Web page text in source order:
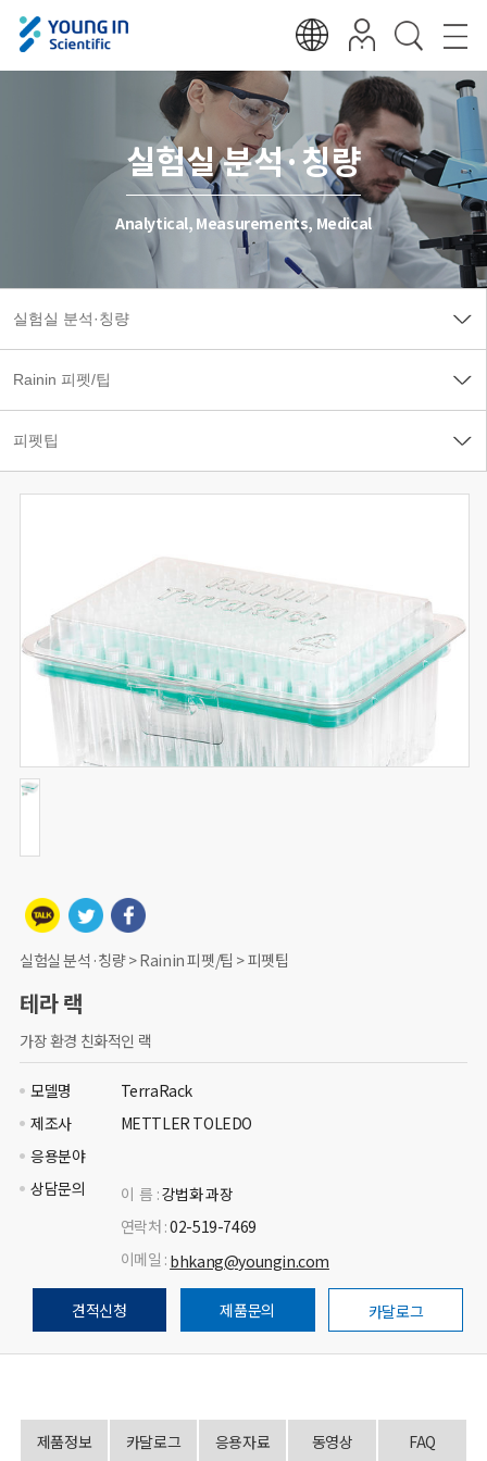
실험실 분석·칭량
Analytical, Measurements, Medical
실험실 분석·칭량 > Rainin 피펫/팁 > 피펫팁
테라 랙
가장 환경 친화적인 랙
모델명
TerraRack
제조사
METTLER TOLEDO
응용분야
상담문의
이 름 :강법화 과장
연락처 :02-519-7469
이메일 : bhkang@youngin.com
견적신청 제품문의 카달로그
제품정보 카달로그 응용자료 동영상 FAQ